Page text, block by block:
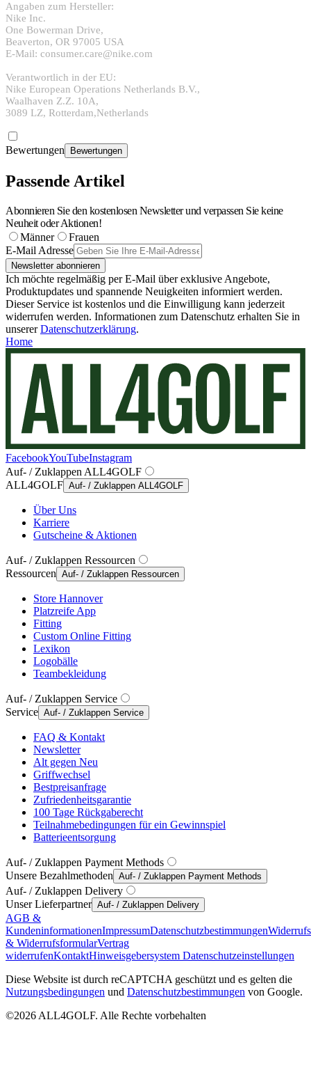
Angaben zum Hersteller:
Nike Inc.
One Bowerman Drive,
Beaverton, OR 97005 USA
E-Mail: consumer.care@nike.com
Verantwortlich in der EU:
Nike European Operations Netherlands B.V.,
Waalhaven Z.Z. 10A,
3089 LZ, Rotterdam,Netherlands
Bewertungen Bewertungen
Passende Artikel
Abonnieren Sie den kostenlosen Newsletter und verpassen Sie keine
Neuheit oder Aktionen!
Männer
Frauen
E-Mail Adresse
Newsletter abonnieren
Ich möchte regelmäßig per E-Mail über exklusive Angebote,
Produktupdates und spannende Neuigkeiten informiert werden.
Dieser Service ist kostenlos und die Einwilligung kann jederzeit
widerrufen werden. Informationen zum Datenschutz erhalten Sie in
unsererDatenschutzerklärung.
Home
FacebookYouTubeInstagram
Auf- / Zuklappen ALL4GOLF
ALL4GOLF Auf- / Zuklappen ALL4GOLF
Über Uns
Karriere
Gutscheine & Aktionen
Auf- / Zuklappen Ressourcen
Ressourcen Auf- / Zuklappen Ressourcen
Store Hannover
Platzreife App
Fitting
Custom Online Fitting
Lexikon
Logobälle
Teambekleidung
Auf- / Zuklappen Service
Service Auf- / Zuklappen Service
FAQ & Kontakt
Newsletter
Alt gegen Neu
Griffwechsel
Bestpreisanfrage
Zufriedenheitsgarantie
100 Tage Rückgaberecht
Teilnahmebedingungen für ein Gewinnspiel
Batterieentsorgung
Auf- / Zuklappen Payment Methods
Unsere Bezahlmethoden Auf- / Zuklappen Payment Methods
Auf- / Zuklappen Delivery
Unser Lieferpartner Auf- / Zuklappen Delivery
AGB &
KundeninformationenImpressumDatenschutzbestimmungen
& WiderrufsformularVertrag
widerrufenKontaktHinweisgebersystem Datenschutzeinstellungen
Diese Website ist durch reCAPTCHA geschützt und es gelten die
Nutzungsbedingungen und Datenschutzbestimmungen von Google.
©2026 ALL4GOLF. Alle Rechte vorbehalten